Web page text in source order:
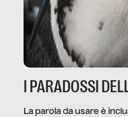
I PARADOSSI
La parola da usare è